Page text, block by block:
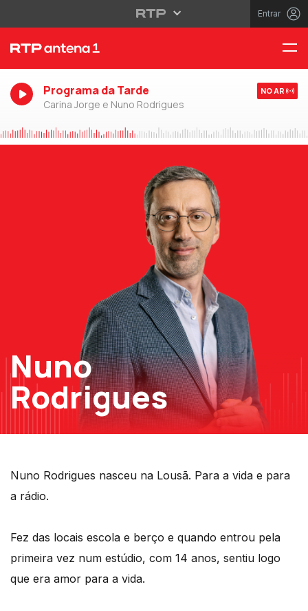
Entrar
Programa da Tarde
Carina Jorge e Nuno Rodrigues
NO AR
Nuno
Rodrigues
Nuno Rodrigues nasceu na Lousã. Para a vida e para
a rádio.
Fez das locais escola e berço e quando entrou pela
primeira vez num estúdio, com 14 anos, sentiu logo
que era amor para a vida.